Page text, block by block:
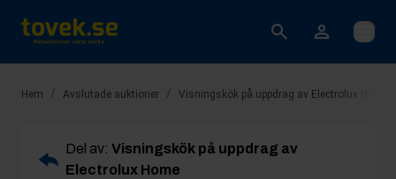
Öppna
Hem / Avslutade auktioner / Visningskök på uppdrag av Electrolux Home
Del av: Visningskök på uppdrag av
Electrolux Home